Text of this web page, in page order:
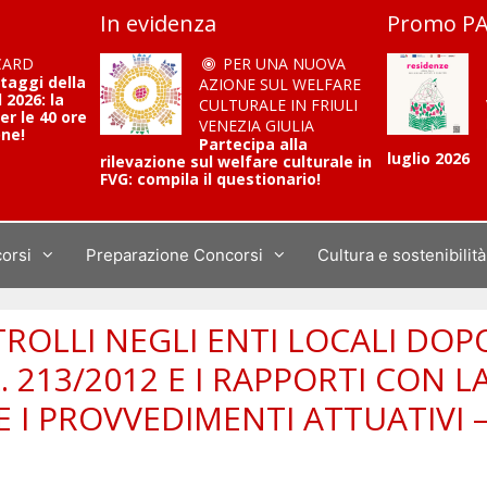
della
2026: la
le 40 ore
In evidenza
PER UNA NUOVA
AZIONE SUL WELFARE
CULTURALE IN FRIULI
VENEZIA GIULIA
Partecipa alla
rilevazione sul welfare culturale in
FVG: compila il questionario!
Promo
luglio 2026
Preparazione Concorsi Cultura e sostenibilità
NEGLI ENTI LOCALI
2012 E I RAPPORTI CON
PROVVEDIMENTI ATTUATIVI –